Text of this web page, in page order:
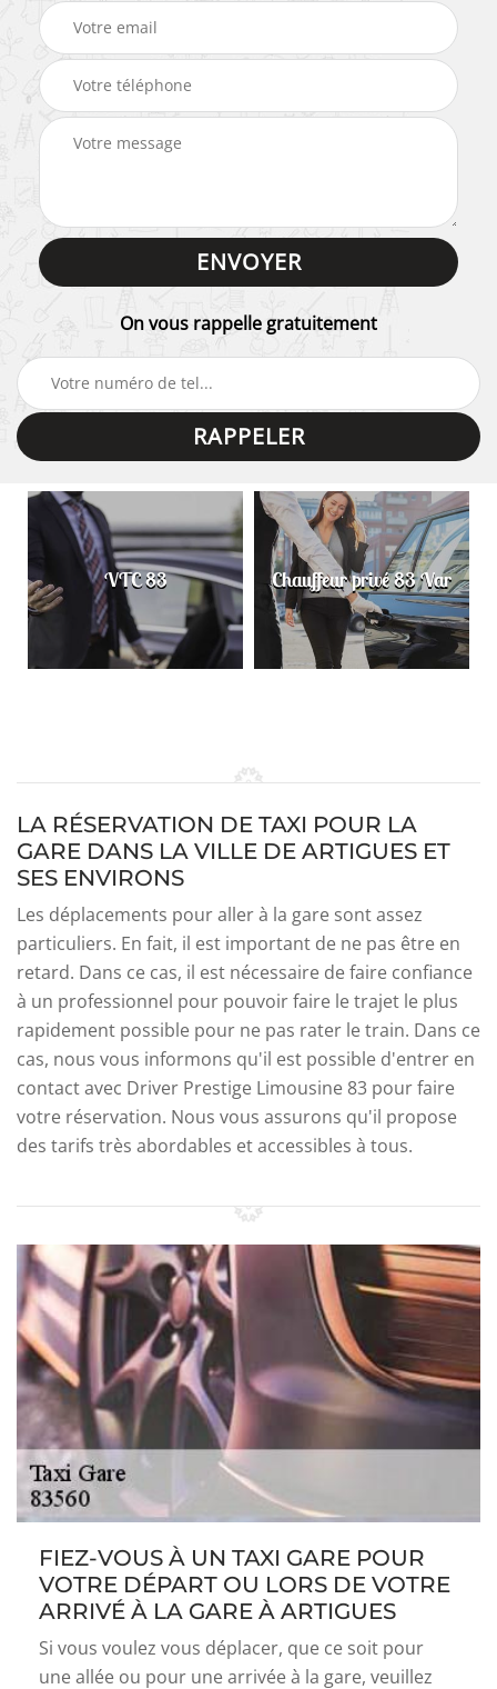
On vous rappelle gratuitement
VTC 83 Chauffeur privé 83 Var
LA RÉSERVATION DE TAXI POUR LA
GARE DANS LA VILLE DE ARTIGUES ET
SES ENVIRONS
Les déplacements pour aller à la gare sont assez
particuliers. En fait, il est important de ne pas être en
retard. Dans ce cas, il est nécessaire de faire confiance
à un professionnel pour pouvoir faire le trajet le plus
rapidement possible pour ne pas rater le train. Dans ce
cas, nous vous informons qu'il est possible d'entrer en
contact avec Driver Prestige Limousine 83 pour faire
votre réservation. Nous vous assurons qu'il propose
des tarifs très abordables et accessibles à tous.
FIEZ-VOUS À UN TAXI GARE POUR
VOTRE DÉPART OU LORS DE VOTRE
ARRIVÉ À LA GARE À ARTIGUES
Si vous voulez vous déplacer, que ce soit pour
une allée ou pour une arrivée à la gare, veuillez